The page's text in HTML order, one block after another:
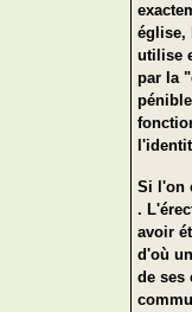
église,
utilise
par la
Si l'on
.
avoir
d'où
de ses